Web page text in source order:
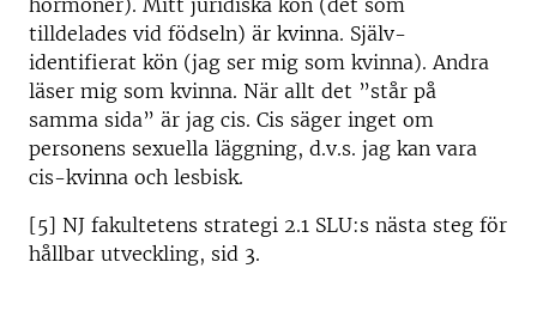
tilldelades vid födseln) är kvinna. Själv-
identifierat kön (jag ser mig som kvinna). Andra
läser mig som kvinna. När allt det ”står på
samma sida” är jag cis. Cis säger inget om
personens sexuella läggning, d.v.s. jag kan vara
cis-kvinna och lesbisk.
[5] NJ fakultetens strategi 2.1 SLU:s nästa steg för
hållbar utveckling, sid 3.